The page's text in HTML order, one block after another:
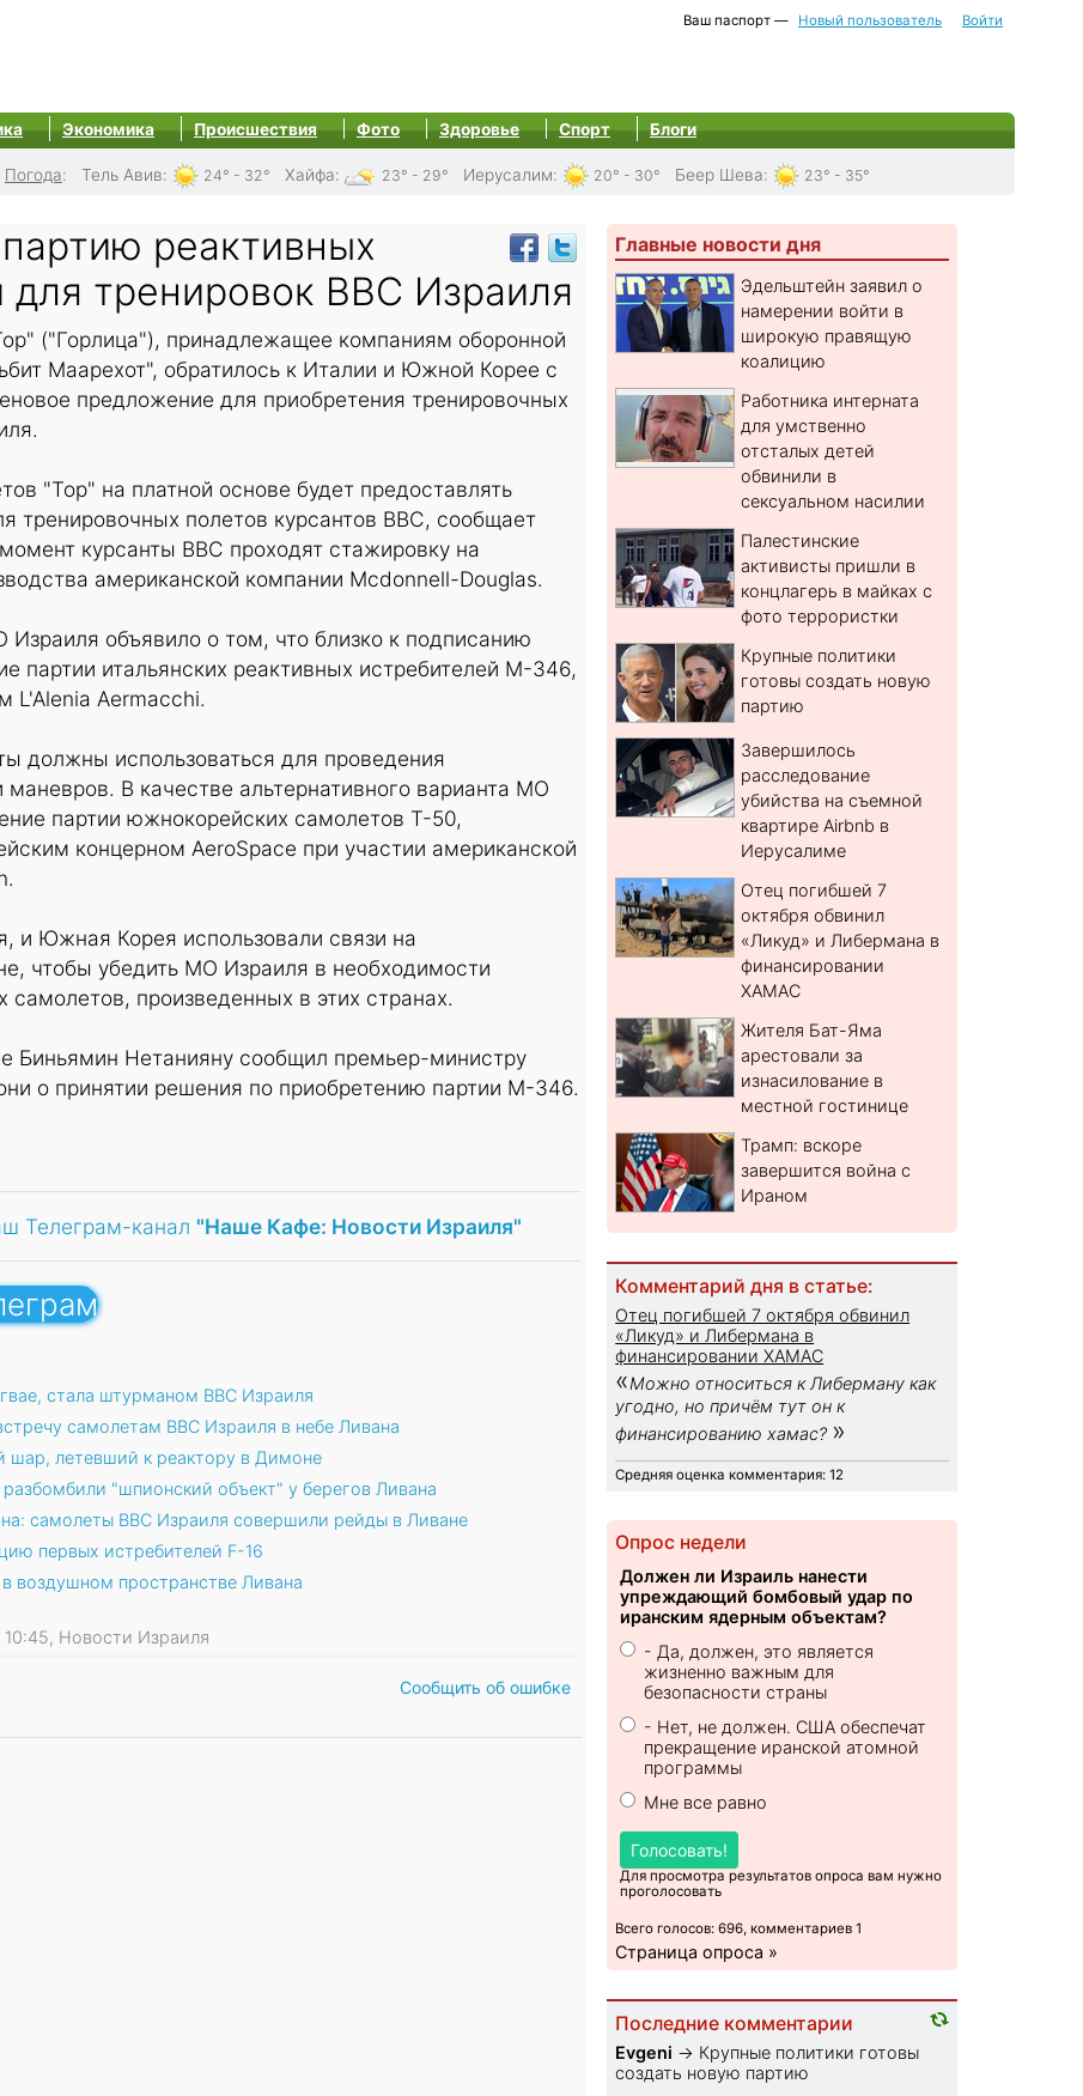
Ваш паспорт — Новый пользователь Войти
Экономика Происшествия Фото Здоровье Спорт Блоги
Погода: Тель Авив: 24° - 32° Хайфа: 23° - 29° Иерусалим: 20° - 30° Беер Шева: 23° - 35°
реактивных
для тренировок ВВС Израиля
("Горлица"), принадлежащее компаниям оборонной
Маарехот", обратилось к Италии и Южной Корее с
предложение для приобретения тренировочных
"Тор" на платной основе будет предоставлять
тренировочных полетов курсантов ВВС, сообщает
курсанты ВВС проходят стажировку на
американской компании Mcdonnell-Douglas.
объявило о том, что близко к подписанию
партии итальянских реактивных истребителей M-346,
L'Alenia Aermacchi.
должны использоваться для проведения
В качестве альтернативного варианта МО
партии южнокорейских самолетов Т-50,
концерном AeroSpace при участии американской
и Южная Корея использовали связи на
чтобы убедить МО Израиля в необходимости
самолетов, произведенных в этих странах.
Биньямин Нетанияну сообщил премьер-министру
о принятии решения по приобретению партии M-346.
Телеграм-канал "Наше Кафе: Новости Израиля"
стала штурманом ВВС Израиля
самолетам ВВС Израиля в небе Ливана
шар, летевший к реактору в Димоне
"шпионский объект" у берегов Ливана
самолеты ВВС Израиля совершили рейды в Ливане
первых истребителей F-16
воздушном пространстве Ливана
10:45, Новости Израиля
Сообщить об ошибке
Главные новости дня
Эдельштейн заявил о
намерении войти в
широкую правящую
коалицию
Работника интерната
для умственно
отсталых детей
обвинили в
сексуальном насилии
Палестинские
активисты пришли в
концлагерь в майках с
фото террористки
Крупные политики
готовы создать новую
партию
Завершилось
расследование
убийства на съемной
квартире Airbnb в
Иерусалиме
Отец погибшей 7
октября обвинил
«Ликуд» и Либермана в
финансировании
ХАМАС
Жителя Бат-Яма
арестовали за
изнасилование в
местной гостинице
Трамп: вскоре
завершится война с
Ираном
Комментарий дня в статье:
Отец погибшей 7 октября обвинил
«Ликуд» и Либермана в
финансировании ХАМАС
«Можно относиться к Либерману как
угодно, но причём тут он к
финансированию хамас? »
Средняя оценка комментария: 12
Опрос недели
Должен ли Израиль нанести
упреждающий бомбовый удар по
иранским ядерным объектам?
- Да, должен, это является
жизненно важным для
безопасности страны
- Нет, не должен. США обеспечат
прекращение иранской атомной
программы
Мне все равно
Голосовать!
Для просмотра результатов опроса вам нужно
проголосовать
Всего голосов: 696, комментариев 1
Страница опроса »
Последние комментарии
Evgeni → Крупные политики готовы
создать новую партию